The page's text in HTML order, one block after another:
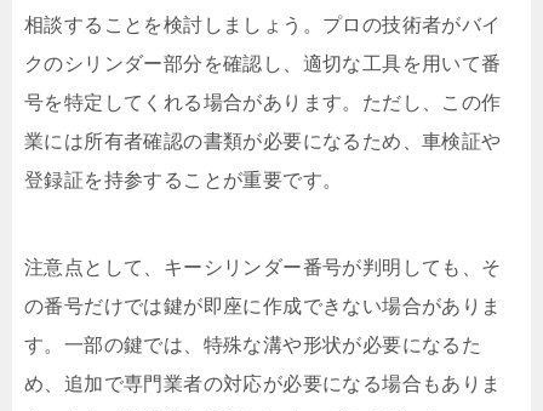
相談することを検討しましょう。プロの技術者がバイ
クのシリンダー部分を確認し、適切な工具を用いて番
号を特定してくれる場合があります。ただし、この作
業には所有者確認の書類が必要になるため、車検証や
登録証を持参することが重要です。
注意点として、キーシリンダー番号が判明しても、そ
の番号だけでは鍵が即座に作成できない場合がありま
す。一部の鍵では、特殊な溝や形状が必要になるた
め、追加で専門業者の対応が必要になる場合もありま